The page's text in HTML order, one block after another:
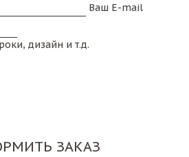
Ваш E-mail
дизайн и т.д.
ЗАКАЗ